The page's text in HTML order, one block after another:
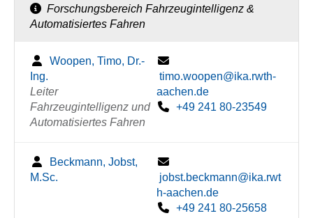
Forschungsbereich Fahrzeugintelligenz &
Automatisiertes Fahren
Woopen, Timo, Dr.-
Ing.
Leiter
Fahrzeugintelligenz und
Automatisiertes Fahren
timo.woopen@ika.rwth-
aachen.de
+49 241 80-23549
Beckmann, Jobst,
M.Sc.
jobst.beckmann@ika.rwt
h-aachen.de
+49 241 80-25658